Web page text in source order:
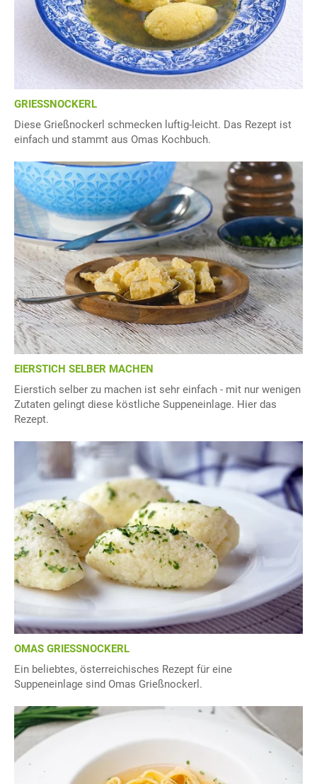
GRIESSNOCKERL
Diese Grießnockerl schmecken luftig-leicht. Das Rezept ist
einfach und stammt aus Omas Kochbuch.
EIERSTICH SELBER MACHEN
Eierstich selber zu machen ist sehr einfach - mit nur wenigen
Zutaten gelingt diese köstliche Suppeneinlage. Hier das
Rezept.
OMAS GRIESSNOCKERL
Ein beliebtes, österreichisches Rezept für eine
Suppeneinlage sind Omas Grießnockerl.